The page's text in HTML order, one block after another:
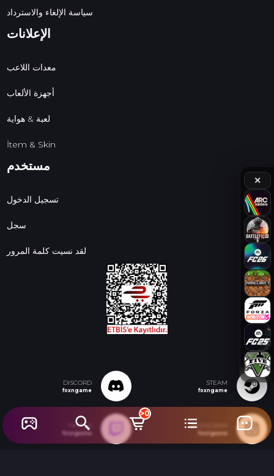
✕
سياسة الإلغاء والاسترداد
الإعلانات
معدات اللاعب
أجهزة الألعاب
لعبة & هواية
İtem & Skin
مستخدم
تسجيل الدخول
سجل
لقد نسيت كلمة المرور
DISCORD
foxngame
STEAM
foxngame
TWITCH
foxngame
INSTAGRAM
foxngame
>0